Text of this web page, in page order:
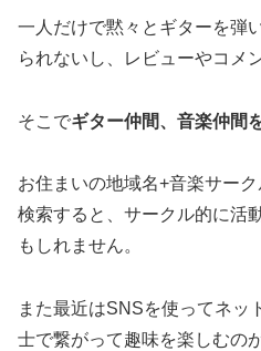
一人だけで黙々とギターを弾
られないし、レビューやコメ
そこでギター仲間、音楽仲間
お住まいの地域名+音楽サー
検索すると、サークル的に活
もしれません。
また最近はSNSを使ってネッ
士で繋がって趣味を楽しむの